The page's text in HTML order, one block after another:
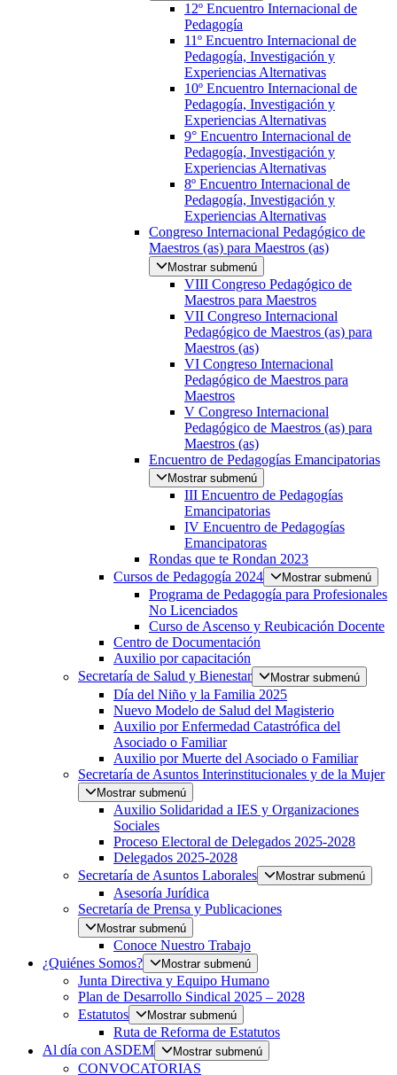
12º Encuentro Internacional de
Pedagogía
11º Encuentro Internacional de
Pedagogía, Investigación y
Experiencias Alternativas
10º Encuentro Internacional de
Pedagogía, Investigación y
Experiencias Alternativas
9° Encuentro Internacional de
Pedagogía, Investigación y
Experiencias Alternativas
8º Encuentro Internacional de
Pedagogía, Investigación y
Experiencias Alternativas
Congreso Internacional Pedagógico de
Maestros (as) para Maestros (as)
Mostrar submenú
VIII Congreso Pedagógico de
Maestros para Maestros
VII Congreso Internacional
Pedagógico de Maestros (as) para
Maestros (as)
VI Congreso Internacional
Pedagógico de Maestros para
Maestros
V Congreso Internacional
Pedagógico de Maestros (as) para
Maestros (as)
Encuentro de Pedagogías Emancipatorias
Mostrar submenú
III Encuentro de Pedagogías
Emancipatorias
IV Encuentro de Pedagogías
Emancipatoras
Rondas que te Rondan 2023
Cursos de Pedagogía 2024
Mostrar submenú
Programa de Pedagogía para Profesionales
No Licenciados
Curso de Ascenso y Reubicación Docente
Centro de Documentación
Auxilio por capacitación
Secretaría de Salud y Bienestar
Mostrar submenú
Día del Niño y la Familia 2025
Nuevo Modelo de Salud del Magisterio
Auxilio por Enfermedad Catastrófica del
Asociado o Familiar
Auxilio por Muerte del Asociado o Familiar
Secretaría de Asuntos Interinstitucionales y de la Mujer
Mostrar submenú
Auxilio Solidaridad a IES y Organizaciones
Sociales
Proceso Electoral de Delegados 2025-2028
Delegados 2025-2028
Secretaría de Asuntos Laborales
Mostrar submenú
Asesoría Jurídica
Secretaría de Prensa y Publicaciones
Mostrar submenú
Conoce Nuestro Trabajo
¿Quiénes Somos?
Mostrar submenú
Junta Directiva y Equipo Humano
Plan de Desarrollo Sindical 2025 – 2028
Estatutos
Mostrar submenú
Ruta de Reforma de Estatutos
Al día con ASDEM
Mostrar submenú
CONVOCATORIAS